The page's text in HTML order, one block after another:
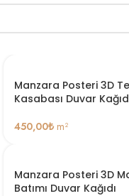
Manzara Posteri 3D
Kasabası Duvar
450,00₺ m²
Manzara Posteri 3D
Batımı Duvar Kağıdı